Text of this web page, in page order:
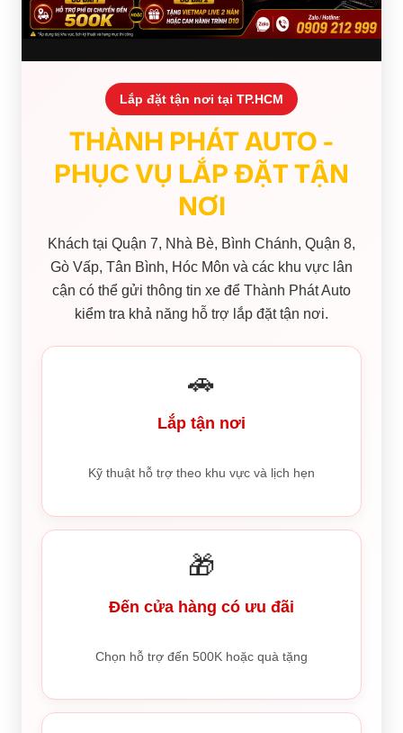
Lắp đặt tận nơi tại TP.HCM
THÀNH PHÁT AUTO -
PHỤC VỤ LẮP ĐẶT TẬN
NƠI
Khách tại Quận 7, Nhà Bè, Bình Chánh, Quận 8,
Gò Vấp, Tân Bình, Hóc Môn và các khu vực lân
cận có thể gửi thông tin xe để Thành Phát Auto
kiểm tra khả năng hỗ trợ lắp đặt tận nơi.
🚗
Lắp tận nơi
Kỹ thuật hỗ trợ theo khu vực và lịch hẹn
🎁
Đến cửa hàng có ưu đãi
Chọn hỗ trợ đến 500K hoặc quà tặng